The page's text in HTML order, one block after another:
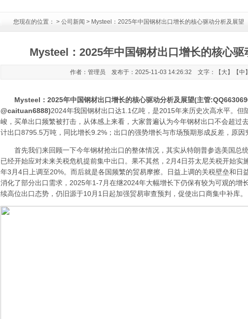
您现在的位置： > 公司新闻 > Mysteel：2025年中国钢材出口增长的核心驱动分析及展望
Mysteel：2025年中国钢材出口增长的核心驱
作者：管理员 发布于：2025-11-03 14:26:32 文字：【 大】【中
Mysteel：2025年中国钢材出口增长的核心驱动分析及展望(主管
@caituan6888)2024年我国钢材出口达1.1亿吨，是2015年来历史次高水平。但
峻，买单出口频繁被打击，从体感上来看，大家普遍认为今年钢材出口不会超过
计出口8795.5万吨，同比增长9.2%；出口的强势增长与市场预期形成反差，原因
首先我们来回顾一下今年钢材抢出口的整体情况，其实从特朗普参选美国总
已经开始应对未来关税危机提前集中出口。果不其然，2月4日芬太尼关税开始实
年3月4日上调至20%。而后就是各国频繁的贸易摩擦。日益上调的关税壁垒和日
消化了部分出口需求，2025年1-7月在继2024年大幅增长下仍保有较为可观的增
续高位出口态势，仍旧源于10月1日起加强贸易审查预判，促使出口商集中补库。